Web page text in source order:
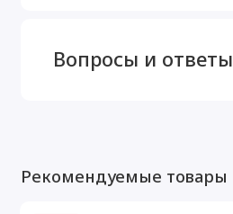
Вопросы и ответы
Рекомендуемые товары